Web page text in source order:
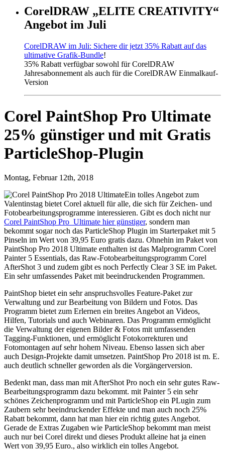
CorelDRAW „ELITE CREATIVITY“
Angebot im Juli
CorelDRAW im Juli: Sichere dir jetzt 35% Rabatt auf das
ultimative Grafik-Bundle!
35% Rabatt verfügbar sowohl für CorelDRAW
Jahresabonnement als auch für die CorelDRAW Einmalkauf-
Version
Corel PaintShop Pro Ultimate
25% günstiger und mit Gratis
ParticleShop-Plugin
Montag, Februar 12th, 2018
Ein tolles Angebot zum
Valentinstag bietet Corel aktuell für alle, die sich für Zeichen- und
Fotobearbeitungsprogramme interessieren. Gibt es doch nicht nur
Corel PaintShop Pro Ultimate hier günstiger, sondern man
bekommt sogar noch das ParticleShop Plugin im Starterpaket mit 5
Pinseln im Wert von 39,95 Euro gratis dazu. Ohnehin im Paket von
PaintShop Pro 2018 Ultimate enthalten ist das Malprogramm Corel
Painter 5 Essentials, das Raw-Fotobearbeitungsprogramm Corel
AfterShot 3 und zudem gibt es noch Perfectly Clear 3 SE im Paket.
Ein sehr umfassendes Paket mit beeindruckenden Programmen.
PaintShop bietet ein sehr anspruchsvolles Feature-Paket zur
Verwaltung und zur Bearbeitung von Bildern und Fotos. Das
Programm bietet zum Erlernen ein breites Angebot an Videos,
Hilfen, Tutorials und auch Webinaren. Das Programm ermöglicht
die Verwaltung der eigenen Bilder & Fotos mit umfassenden
Tagging-Funktionen, und ermöglicht Fotokorrekturen und
Fotomontagen auf sehr hohem Niveau. Ebenso lassen sich aber
auch Design-Projekte damit umsetzen. PaintShop Pro 2018 ist m. E.
auch deutlich schneller geworden als die Vorgängerversion.
Bedenkt man, dass man mit AfterShot Pro noch ein sehr gutes Raw-
Bearbeitungsprogramm dazu bekommt. mit Painter 5 ein sehr
schönes Zeichenprogramm und mit ParticleShop ein PLugin zum
Zaubern sehr beeindruckender Effekte und man auch noch 25%
Rabatt bekommt, dann hat man hier ein richtig gutes Angebot.
Gerade de Extras Zugaben wie ParticleShop bekommt man meist
auch nur bei Corel direkt und dieses Produkt alleine hat ja einen
Wert von 39,95 Euro., also wirklich ein tolles Angebot.